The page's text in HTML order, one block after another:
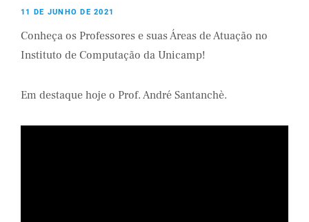
11 DE JUNHO DE 2021
Conheça os Professores e suas Áreas de Atuação no
Instituto de Computação da Unicamp!
Em destaque hoje o Prof. André Santanchè.